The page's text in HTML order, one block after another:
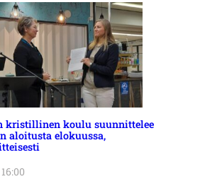
kristillinen koulu suunnittelee
aloitusta elokuussa,